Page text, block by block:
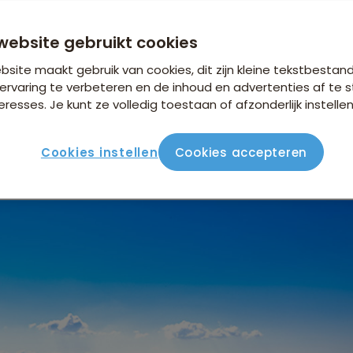
gelegen in de provincie Mpumalanga in Zuid-Afrika.
de adembenemende natuurlijke schoonheid die
gebergte en in de buurt van het wereldberoemde
zijn spectaculaire landschappen, watervallen en
gebruikt cookies
maakt gebruik van cookies, dit zijn kleine
te verbeteren en de inhoud en advertenties af te
Je kunt ze volledig toestaan of afzonderlijk
Cookies instellen Cookies accepteren